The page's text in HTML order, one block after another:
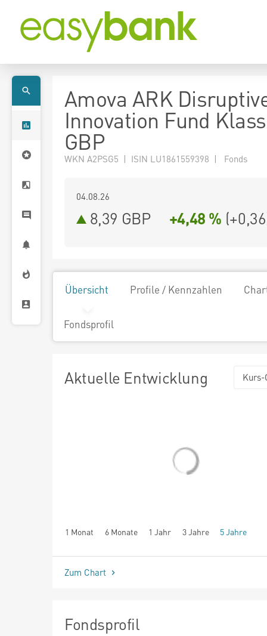
Amova ARK
Innovation Fund
GBP
WKN A2PSG5 | ISIN LU1861559398 | Fonds
04.08.26
8,39 GBP +4,48 % (+0,36
Übersicht Profile / Kennzahlen
Fondsprofil
Aktuelle Entwicklung Kurs-
1 Monat 6 Monate 1 Jahr 3 Jahre 5 Jahre
seit Beginn
Zum Chart
Fondsprofil